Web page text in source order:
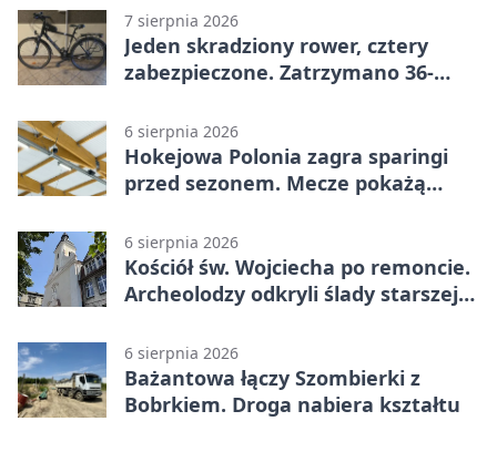
7 sierpnia 2026
Jeden skradziony rower, cztery
zabezpieczone. Zatrzymano 36-
6 sierpnia 2026
Hokejowa Polonia zagra sparingi
przed sezonem. Mecze pokażą
6 sierpnia 2026
Kościół św. Wojciecha po remoncie.
Archeolodzy odkryli ślady starszej
6 sierpnia 2026
Bażantowa łączy Szombierki z
Bobrkiem. Droga nabiera kształtu